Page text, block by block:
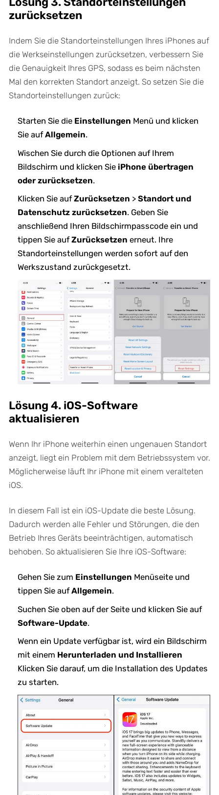
zurücksetzen
Indem Sie die Standorteinstellungen Ihres iPhones auf
die Werkseinstellungen zurücksetzen, verbessern Sie
die Genauigkeit Ihres GPS, sodass es beim nächsten
Mal den korrekten Standort anzeigt. So setzen Sie die
Standorteinstellungen zurück:
Starten Sie die Einstellungen Menü und klicken
Sie aufAllgemein.
Wischen Sie durch die Optionen auf Ihrem
Bildschirm und klicken Sie iPhone übertragen
oder zurücksetzen.
Klicken Sie aufZurücksetzen > Standort und
Datenschutz zurücksetzen. Geben Sie
anschließend Ihren Bildschirmpasscode ein und
tippen Sie aufZurücksetzen erneut. Ihre
Standorteinstellungen werden sofort auf den
Werkszustand zurückgesetzt.
Lösung 4. iOS-Software
aktualisieren
Wenn Ihr iPhone weiterhin einen ungenauen Standort
anzeigt, liegt ein Problem mit dem Betriebssystem vor.
Möglicherweise läuft Ihr iPhone mit einem veralteten
iOS.
In diesem Fall ist ein iOS-Update die beste Lösung.
Dadurch werden alle Fehler und Störungen, die den
Betrieb Ihres Geräts beeinträchtigen, automatisch
behoben. So aktualisieren Sie Ihre iOS-Software:
Gehen Sie zum Einstellungen Menüseite und
tippen Sie aufAllgemein.
Suchen Sie oben auf der Seite und klicken Sie auf
Software-Update.
Wenn ein Update verfügbar ist, wird ein Bildschirm
mit einem Herunterladen und Installieren
Klicken Sie darauf, um die Installation des Updates
zu starten.